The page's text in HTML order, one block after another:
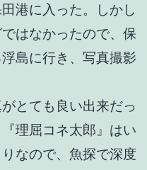
港に入った。しかし
はなかったので、保
島に行き、写真撮影
とても良い出来だっ
理屈コネ太郎』はい
なので、魚探で深度